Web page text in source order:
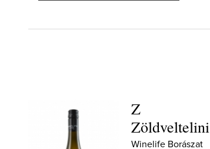
Z
Zöldveltelini
Winelife Borászat